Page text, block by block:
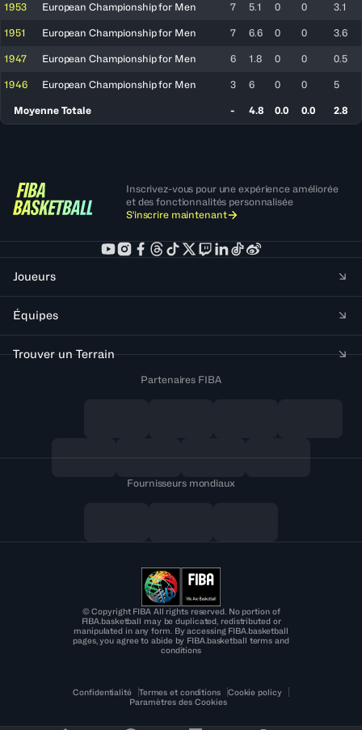
1953 European Championship for Men 7 5.1 0 0 3.1
1951 European Championship for Men 7 6.6 0 0 3.6
1947 European Championship for Men 6 1.8 0 0 0.5
1946 European Championship for Men 3 6 0 0 5
Moyenne Totale - 4.8 0.0 0.0 2.8
Inscrivez-vous pour une expérience améliorée
et des fonctionnalités personnalisée
S'inscrire maintenant
Joueurs
Équipes
Trouver un Terrain
Partenaires FIBA
Fournisseurs mondiaux
© Copyright FIBA All rights reserved. No portion of
FIBA.basketball may be duplicated, redistributed or
manipulated in any form. By accessing FIBA.basketball
pages, you agree to abide by FIBA.basketball terms and
conditions
Confidentialité Termes et conditions
Cookie policy
Paramètres des Cookies